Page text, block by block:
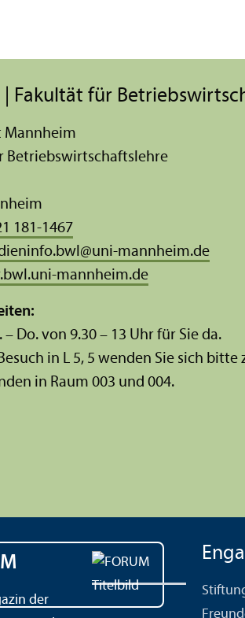
| Fakultät für
Mannheim
Betriebs­wirtschafts­lehre
181-1467
@uni-mannheim.de
mannheim.de
– Do. von 9.30 – 13 Uhr für Sie da.
in L 5, 5 wenden Sie sich bitte
in Raum 003 und 004.
der